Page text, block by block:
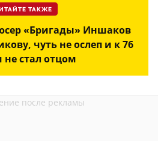
ТАКЖЕ
«Бригады» Иншаков
чуть не ослеп и к 76
не стал отцом